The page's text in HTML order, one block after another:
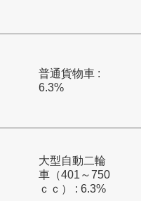
普通貨物車 :
6.3%
大型自動二輪
車（401～750
ｃｃ） : 6.3%